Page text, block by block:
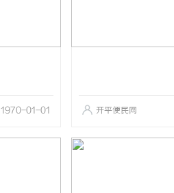
1970-01-01 开平便民网